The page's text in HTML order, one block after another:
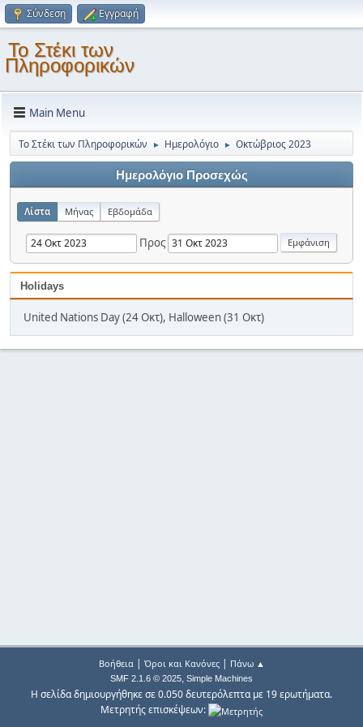
Σύνδεση Εγγραφή
Το Στέκι των
Πληροφορικών
Main Menu
Το Στέκι των Πληροφορικών ► Ημερολόγιο ► Οκτώβριος 2023
Ημερολόγιο Προσεχώς
Λίστα Μήνας Εβδομάδα
Προς
Holidays
United Nations Day (24 Οκτ), Halloween (31 Οκτ)
Βοήθεια| Όροι και Κανόνες| Πάνω ▲
SMF 2.1.6 © 2025, Simple Machines
Η σελίδα δημιουργήθηκε σε 0.050 δευτερόλεπτα με 19 ερωτήματα.
Μετρητής επισκέψεων: